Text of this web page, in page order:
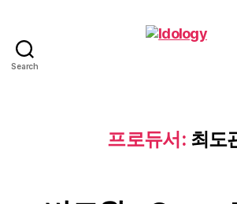
Search
프로듀서: 최도